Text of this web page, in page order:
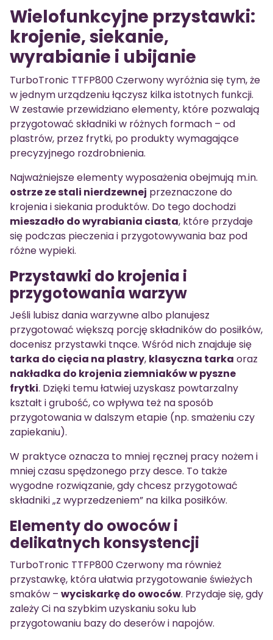
Wielofunkcyjne przystawki:
krojenie, siekanie,
wyrabianie i ubijanie
TurboTronic TTFP800 Czerwony wyróżnia się tym, że
w jednym urządzeniu łączysz kilka istotnych funkcji.
W zestawie przewidziano elementy, które pozwalają
przygotować składniki w różnych formach – od
plastrów, przez frytki, po produkty wymagające
precyzyjnego rozdrobnienia.
Najważniejsze elementy wyposażenia obejmują m.in.
ostrze ze stali nierdzewnej przeznaczone do
krojenia i siekania produktów. Do tego dochodzi
mieszadło do wyrabiania ciasta, które przydaje
się podczas pieczenia i przygotowywania baz pod
różne wypieki.
Przystawki do krojenia i
przygotowania warzyw
Jeśli lubisz dania warzywne albo planujesz
przygotować większą porcję składników do posiłków,
docenisz przystawki tnące. Wśród nich znajduje się
tarka do cięcia na plastry, klasyczna tarka oraz
nakładka do krojenia ziemniaków w pyszne
frytki. Dzięki temu łatwiej uzyskasz powtarzalny
kształt i grubość, co wpływa też na sposób
przygotowania w dalszym etapie (np. smażeniu czy
zapiekaniu).
W praktyce oznacza to mniej ręcznej pracy nożem i
mniej czasu spędzonego przy desce. To także
wygodne rozwiązanie, gdy chcesz przygotować
składniki „z wyprzedzeniem” na kilka posiłków.
Elementy do owoców i
delikatnych konsystencji
TurboTronic TTFP800 Czerwony ma również
przystawkę, która ułatwia przygotowanie świeżych
smaków – wyciskarkę do owoców. Przydaje się, gdy
zależy Ci na szybkim uzyskaniu soku lub
przygotowaniu bazy do deserów i napojów.